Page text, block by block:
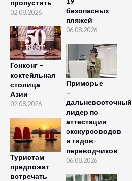
пропустить
02.08.2026
Гонконг –
коктейльная
столица
Азии
02.08.2026
Туристам
предложат
встречать
безопасных
пляжей
06.08.2026
Приморье
–
дальневосточный
лидер по
аттестации
экскурсоводов
и гидов-
переводчиков
06.08.2026